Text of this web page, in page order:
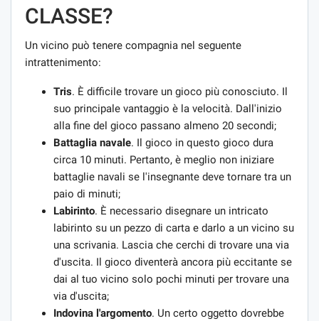
CLASSE?
Un vicino può tenere compagnia nel seguente
intrattenimento:
Tris. È difficile trovare un gioco più conosciuto. Il
suo principale vantaggio è la velocità. Dall'inizio
alla fine del gioco passano almeno 20 secondi;
Battaglia navale. Il gioco in questo gioco dura
circa 10 minuti. Pertanto, è meglio non iniziare
battaglie navali se l'insegnante deve tornare tra un
paio di minuti;
Labirinto. È necessario disegnare un intricato
labirinto su un pezzo di carta e darlo a un vicino su
una scrivania. Lascia che cerchi di trovare una via
d'uscita. Il gioco diventerà ancora più eccitante se
dai al tuo vicino solo pochi minuti per trovare una
via d'uscita;
Indovina l'argomento. Un certo oggetto dovrebbe